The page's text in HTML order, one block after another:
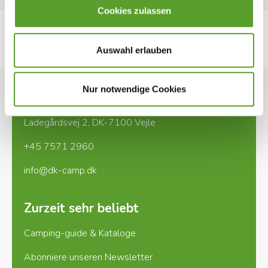
Cookies zulassen
Auswahl erlauben
Nur notwendige Cookies
Webseite ansehen
Ladegårdsvej 2, DK-7100 Vejle
+45 7571 2960
info@dk-camp.dk
Zurzeit sehr beliebt
Camping-guide & Kataloge
Abonniere unseren Newsletter